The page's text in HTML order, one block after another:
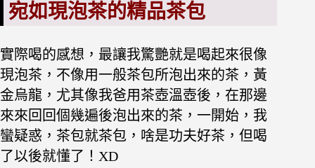
宛如現泡茶的精品茶包
實際喝的感想，最讓我驚艷就是喝起來很像
現泡茶，不像用一般茶包所泡出來的茶，黃
金烏龍，尤其像我爸用茶壺溫壺後，在那邊
來來回回個幾遍後泡出來的茶，一開始，我
蠻疑惑，茶包就茶包，啥是功夫好茶，但喝
了以後就懂了！XD